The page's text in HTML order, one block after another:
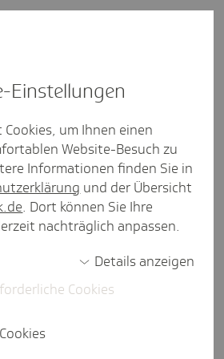
- Herz und
Patienten bei psychischen
geschlossen.
Einstel­lungen
um Ihnen einen
Website-Besuch zu
Informationen finden Sie in
und der Übersicht
. Dort können Sie Ihre
nachträglich anpassen.
Details anzeigen
Cookies